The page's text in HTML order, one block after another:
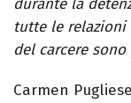
durante la
tutte le relazioni
del carcere
Carmen